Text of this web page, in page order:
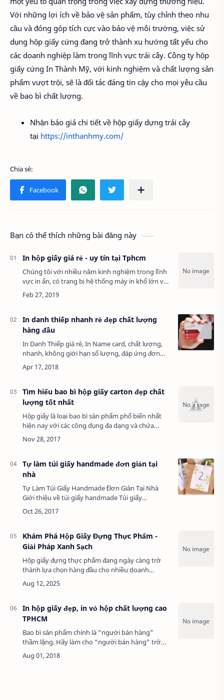
Với những lợi ích về bảo vệ sản phẩm, tùy chỉnh theo nhu
cầu và đóng góp tích cực vào bảo vệ môi trường, việc sử
dụng hộp giấy cứng đang trở thành xu hướng tất yếu cho
các doanh nghiệp làm trong lĩnh vực trái cây. Công ty hộp
giấy cứng In Thành Mỹ, với kinh nghiệm và chất lượng sản
phẩm vượt trội, sẽ là đối tác đáng tin cậy cho mọi yêu cầu
về bao bì chất lượng.
Nhận báo giá chi tiết về hộp giấy dựng trái cây
tại https://inthanhmy.com/
Bạn có thể thích những bài đăng này
In hộp giấy giá rẻ - uy tín tại Tphcm
Chúng tôi với nhiều năm kinh nghiệm trong lĩnh
vực in ấn, có trang bị hệ thống máy in khổ lớn và
máy gia công sau in đồng bộ, hiện đại có thể đáp
ứng sản xuất những đơn hàng lớn về…
In danh thiếp nhanh rẻ đẹp chất lượng
hàng đầu
In Danh Thiếp giá rẻ, In Name card, chất lượng,
nhanh, không giới hạn số lượng, đáp ứng đơn
hàng gấp, Miễn Phí giao hàng, Miễn Phí thiết kế
file. Danh thiếp là loại thiếp nhỏ …
Tìm hiểu bao bì hộp giấy carton đẹp chất
lượng tốt nhất
Hộp giấy là loại bao bì sản phẩm phổ biến nhất
hiện nay với các công dụng đa dạng và chứa
đựng được nhiều loại sản phẩm, từ các sản phẩm
có kích thước nhỏ gọn đến những sản phẩm có…
Tự làm túi giấy handmade đơn giản tại
nhà
Tự Làm Túi Giấy Handmade Đơn Giản Tại Nhà
Giới thiệu về túi giấy handmade Túi giấy
handmade là món đồ thủ công được nhiều người
yêu thích vì vừa thân thiện với môi trường, vừa
Khám Phá Hộp Giấy Đựng Thực Phẩm -
Giải Pháp Xanh Sạch
Hộp giấy đựng thực phẩm đang ngày càng trở
thành lựa chọn hàng đầu cho nhiều doanh
nghiệp và hộ gia đình nhờ tính tiện lợi, thân thiện
với môi trường và khả năng bảo quản tốt. Với …
In hộp giấy đẹp, in vỏ hộp chất lượng cao
TPHCM
Bao bì sản phẩm chính là “người bán hàng”
thầm lặng. Hãy làm cho “người bán hàng” trở
nên chuyên nghiệp nhất. Một bao bì bắt mắt sẽ
tạo cho doanh nghiệp một ưu thế cạnh tranh